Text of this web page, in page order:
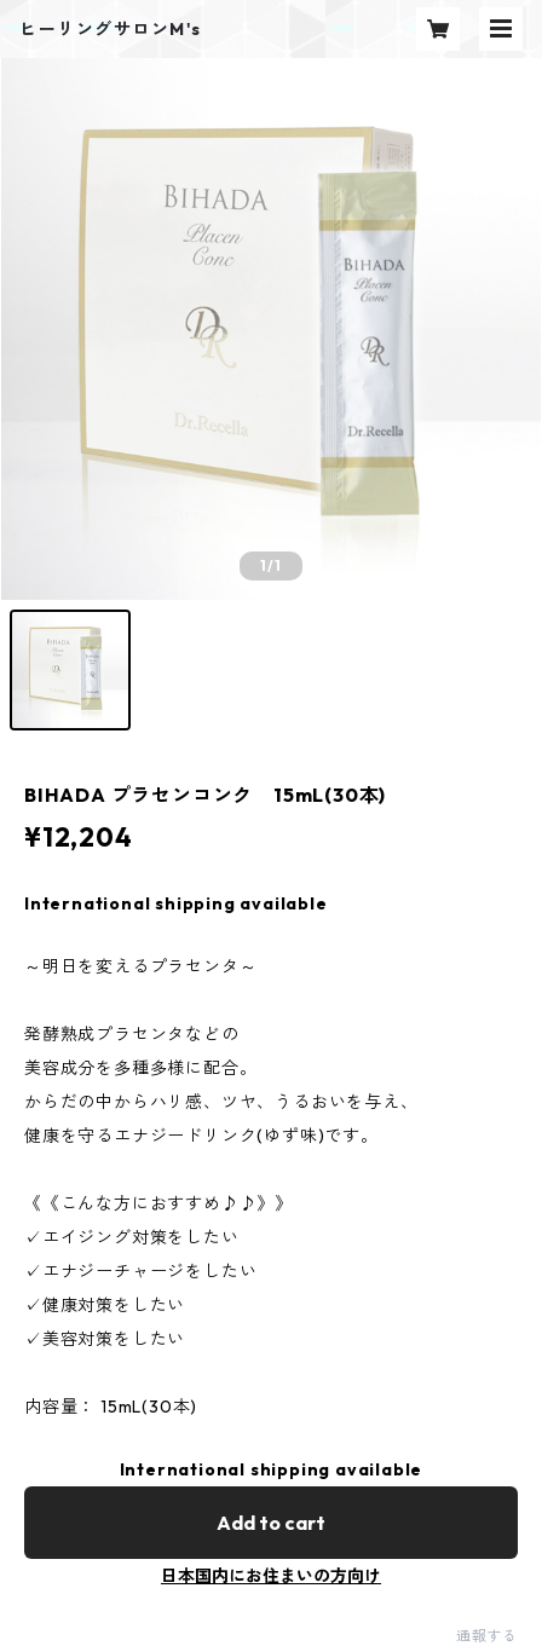
ヒーリングサロンM's
1/1
BIHADA プラセンコンク 15mL(30本)
¥12,204
International shipping available
～明日を変えるプラセンタ～
発酵熟成プラセンタなどの
美容成分を多種多様に配合。
からだの中からハリ感、ツヤ、うるおいを与え、
健康を守るエナジードリンク(ゆず味)です。
《《こんな方におすすめ♪♪》》
✓エイジング対策をしたい
✓エナジーチャージをしたい
✓健康対策をしたい
✓美容対策をしたい
内容量： 15mL(30本)
International shipping available
Add to cart
日本国内にお住まいの方向け
通報する